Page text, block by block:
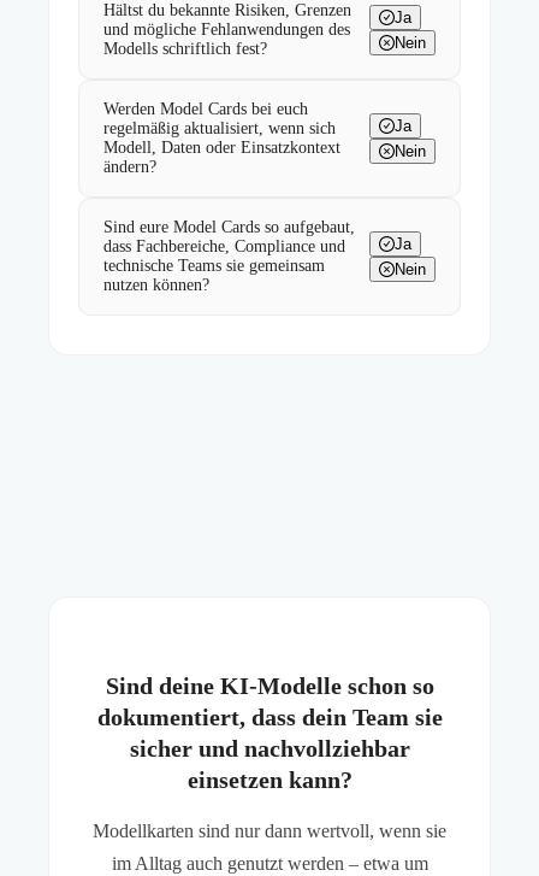
Hältst du bekannte Risiken, Grenzen
und mögliche Fehlanwendungen des
Modells schriftlich fest?
Ja
Nein
Werden Model Cards bei euch
regelmäßig aktualisiert, wenn sich
Modell, Daten oder Einsatzkontext
ändern?
Ja
Nein
Sind eure Model Cards so aufgebaut,
dass Fachbereiche, Compliance und
technische Teams sie gemeinsam
nutzen können?
Ja
Nein
Sind deine KI-Modelle schon so
dokumentiert, dass dein Team sie
sicher und nachvollziehbar
einsetzen kann?
Modellkarten sind nur dann wertvoll, wenn sie
im Alltag auch genutzt werden – etwa um